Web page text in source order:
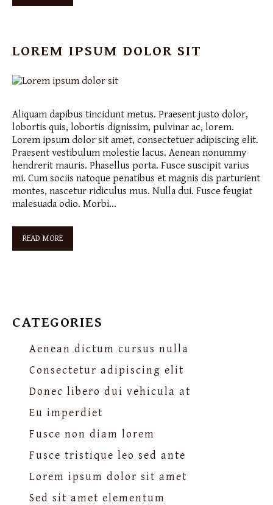
LOREM IPSUM DOLOR SIT
Aliquam dapibus tincidunt metus. Praesent justo dolor,
lobortis quis, lobortis dignissim, pulvinar ac, lorem.
Lorem ipsum dolor sit amet, consectetuer adipiscing elit.
Praesent vestibulum molestie lacus. Aenean nonummy
hendrerit mauris. Phasellus porta. Fusce suscipit varius
mi. Cum sociis natoque penatibus et magnis dis parturient
montes, nascetur ridiculus mus. Nulla dui. Fusce feugiat
malesuada odio. Morbi…
READ MORE
CATEGORIES
Aenean dictum cursus nulla
Consectetur adipiscing elit
Donec libero dui vehicula at
Eu imperdiet
Fusce non diam lorem
Fusce tristique leo sed ante
Lorem ipsum dolor sit amet
Sed sit amet elementum